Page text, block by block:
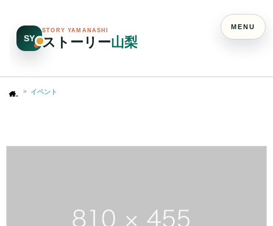
SY
STORY YAMANASHI
ストーリー山梨
Home イベント
MENU